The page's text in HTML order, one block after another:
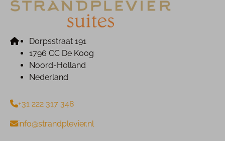
Dorpsstraat 191
1796 CC De Koog
Noord-Holland
Nederland
+31 222 317 348
info@strandplevier.nl